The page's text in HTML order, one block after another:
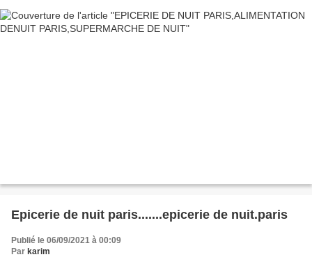
Epicerie de nuit paris.......epicerie de nuit.paris
Publié le 06/09/2021 à 00:09
Par karim